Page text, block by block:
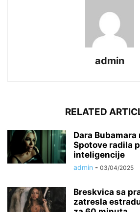
admin
RELATED
Dara
Spotove radila
inteligencije
admin - 03/04/2025
Breskvica sa
zatresla